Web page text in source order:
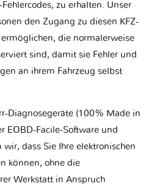
zu erhalten. Unser
den Zugang zu diesen KFZ-
die normalerweise
sind, damit sie Fehler und
an ihrem Fahrzeug selbst
Diagnosegeräte (100% Made in
EOBD-Facile-Software und
dass Sie Ihre elektronischen
können, ohne die
Werkstatt in Anspruch